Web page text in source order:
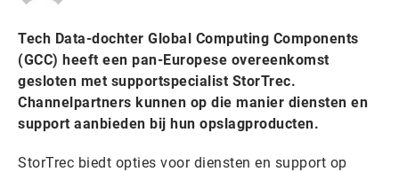
Tech Data-dochter Global Computing Components
(GCC) heeft een pan-Europese overeenkomst
gesloten met supportspecialist StorTrec.
Channelpartners kunnen op die manier diensten en
support aanbieden bij hun opslagproducten.
StorTrec biedt opties voor diensten en support op